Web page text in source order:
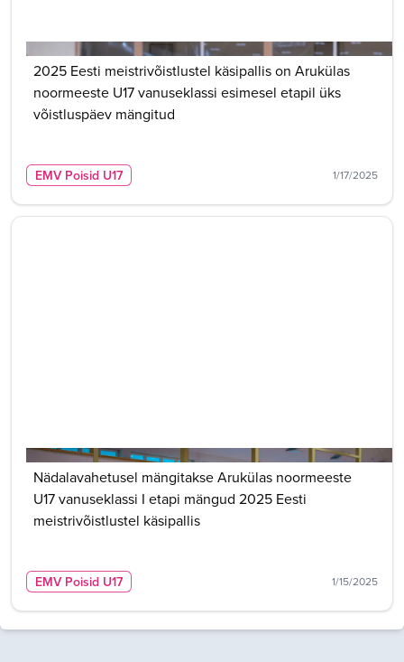
2025 Eesti meistrivõistlustel käsipallis on Arukülas
noormeeste U17 vanuseklassi esimesel etapil üks
võistluspäev mängitud
EMV Poisid U17 1/17/2025
Nädalavahetusel mängitakse Arukülas noormeeste
U17 vanuseklassi I etapi mängud 2025 Eesti
meistrivõistlustel käsipallis
EMV Poisid U17 1/15/2025